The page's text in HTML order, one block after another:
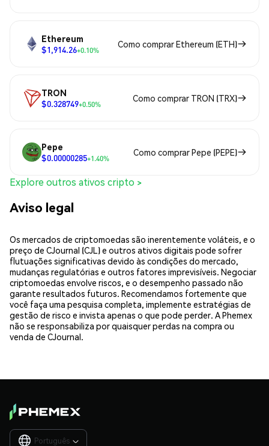
Ethereum
$1,914.26+0.10%
Como comprar Ethereum (ETH)
TRON
$0.328749+0.50%
Como comprar TRON (TRX)
Pepe
$0.00000285+1.40%
Como comprar Pepe (PEPE)
Explore outros ativos cripto >
Aviso legal
Os mercados de criptomoedas são inerentemente voláteis, e o
preço de CJournal (CJL) e outros ativos digitais pode sofrer
flutuações significativas devido às condições do mercado,
mudanças regulatórias e outros fatores imprevisíveis. Negociar
criptomoedas envolve riscos, e o desempenho passado não
garante resultados futuros. Recomendamos fortemente que
você faça uma pesquisa completa, implemente estratégias de
gestão de risco e invista apenas o que pode perder. A Phemex
não se responsabiliza por quaisquer perdas na compra ou
venda de CJournal.
Português 